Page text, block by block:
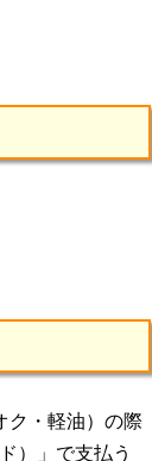
ク・軽油）の際
）」で支払う